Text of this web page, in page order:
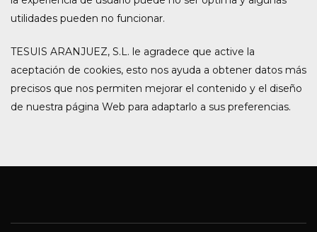
utilidades pueden no funcionar.
TESUIS ARANJUEZ, S.L. le agradece que active la
aceptación de cookies, esto nos ayuda a obtener datos más
precisos que nos permiten mejorar el contenido y el diseño
de nuestra página Web para adaptarlo a sus preferencias.